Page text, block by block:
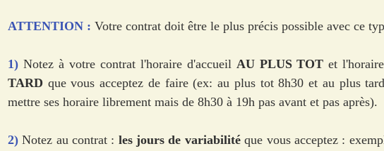
ATTENTION : Votre contrat doit être le plus précis possible avec ce
1) Notez à votre contrat l'horaire d'accueil AU PLUS TOT et l'horaire
TARD que vous acceptez de faire (ex: au plus tot 8h30 et au plus
mettre ses horaire librement mais de 8h30 à 19h pas avant et pas après).
2) Notez au contrat : les jours de variabilité que vous acceptez :